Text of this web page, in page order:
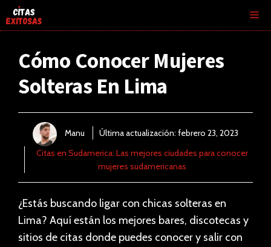
Saltar
al
Cómo Conocer Mujeres
Solteras En Lima
Manu Última actualización: febrero 23, 2023
Citas en Sudamerica: Las mejores ciudades para conocer
mujeres sudamericanas
¿Estás buscando ligar con chicas solteras en
Lima? Aquí están los mejores bares, discotecas y
sitios de citas donde puedes conocer y salir con